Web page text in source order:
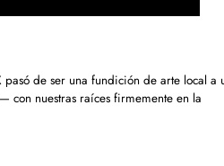
de ser una fundición de arte local a
con nuestras raíces firmemente en la